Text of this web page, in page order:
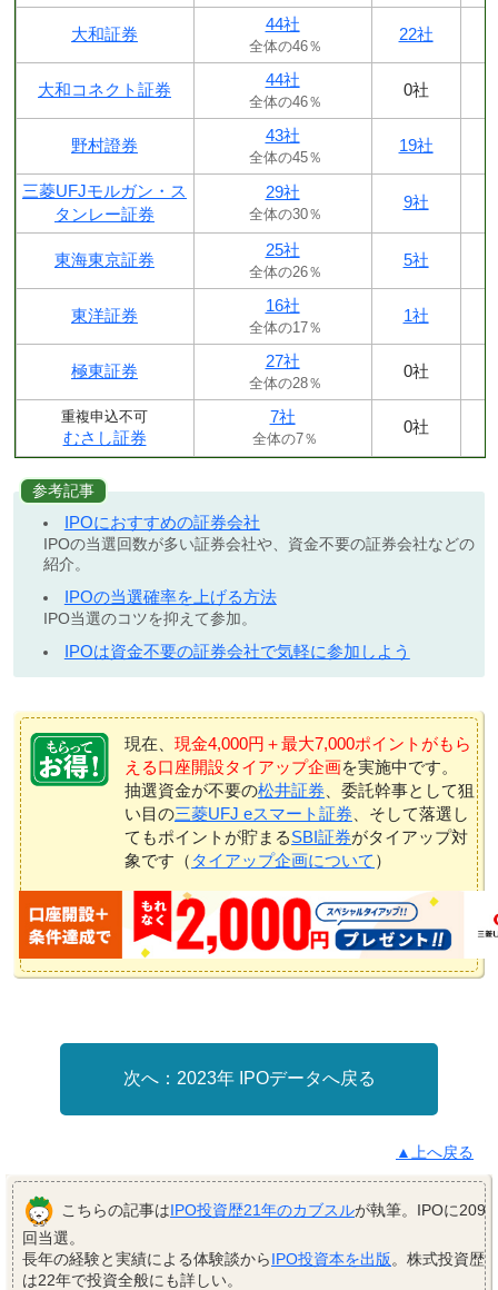
大和証券
44社
全体の46％
22社
大和コネクト証券
44社
全体の46％
0社
野村證券
43社
全体の45％
19社
三菱UFJモルガン・ス
タンレー証券
29社
全体の30％
9社
東海東京証券
25社
全体の26％
5社
東洋証券
16社
全体の17％
1社
極東証券
27社
全体の28％
0社
重複申込不可
むさし証券
7社
全体の7％
0社
参考記事
IPOにおすすめの証券会社
IPOの当選回数が多い証券会社や、資金不要の証券会社などの
紹介。
IPOの当選確率を上げる方法
IPO当選のコツを抑えて参加。
IPOは資金不要の証券会社で気軽に参加しよう
現在、 現金4,000円＋最大7,000ポイントがもら
える口座開設タイアップ企画を実施中です。
抽選資金が不要の松井証券 、委託幹事として狙
い目の三菱UFJ eスマート証券 、そして落選し
てもポイントが貯まるSBI証券がタイアップ対
象です（ タイアップ企画について ）
2023年 IPOデータへ戻る
▲上へ戻る
こちらの記事はIPO投資歴21年のカブスルが執筆。IPOに209
回当選。
長年の経験と実績による体験談からIPO投資本を出版。株式投資歴
は22年で投資全般にも詳しい。